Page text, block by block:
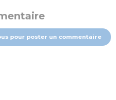
pour poster un commentaire